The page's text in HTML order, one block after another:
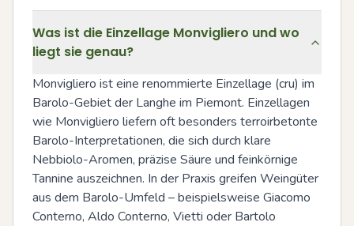
Was ist die Einzellage Monvigliero und wo
liegt sie genau?
Monvigliero ist eine renommierte Einzellage (cru) im
Barolo-Gebiet der Langhe im Piemont. Einzellagen
wie Monvigliero liefern oft besonders terroirbetonte
Barolo-Interpretationen, die sich durch klare
Nebbiolo-Aromen, präzise Säure und feinkörnige
Tannine auszeichnen. In der Praxis greifen Weingüter
aus dem Barolo-Umfeld – beispielsweise Giacomo
Conterno, Aldo Conterno, Vietti oder Bartolo